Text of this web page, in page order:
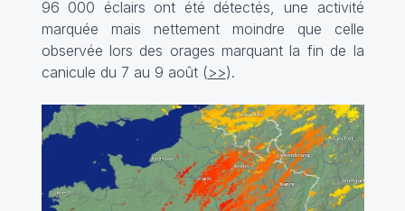
96 000 éclairs ont été détectés, une activité
marquée mais nettement moindre que celle
observée lors des orages marquant la fin de la
canicule du 7 au 9 août (>>).